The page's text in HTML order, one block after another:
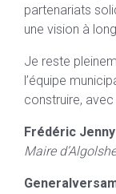
partenariats
une vision à
Je reste
l’équipe
construire, avec
Frédéric Jenny
Maire